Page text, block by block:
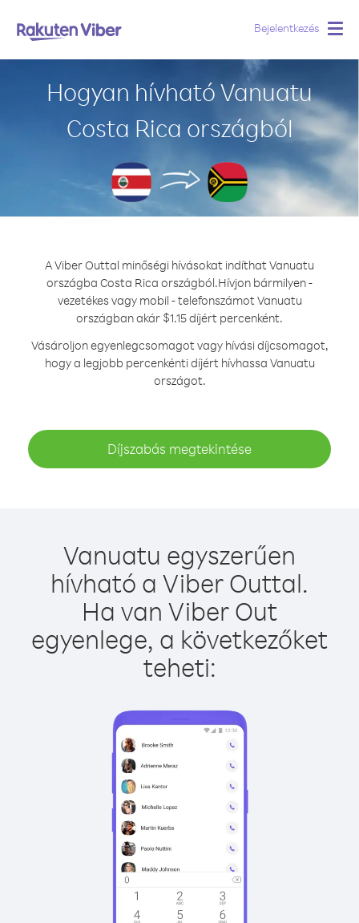
Bejelentkezés
Hogyan hívható Vanuatu
Costa Rica országból
A Viber Outtal minőségi hívásokat indíthat Vanuatu
országba Costa Rica országból.Hívjon bármilyen -
vezetékes vagy mobil - telefonszámot Vanuatu
országban akár $1.15 díjért percenként.
Vásároljon egyenlegcsomagot vagy hívási díjcsomagot,
hogy a legjobb percenkénti díjért hívhassa Vanuatu
országot.
Díjszabás megtekintése
Vanuatu egyszerűen
hívható a Viber Outtal.
Ha van Viber Out
egyenlege, a következőket
teheti: